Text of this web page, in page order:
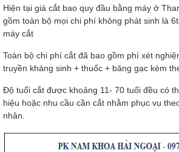
Hiện tại giá cắt bao quy đầu bằng máy ở
gồm toàn bộ mọi chi phí không phát sinh là
máy cắt
Toàn bộ chi phí cắt đã bao gồm phí xét
truyền kháng sinh + thuốc + băng gạc kèm
Độ tuổi cắt được khoảng 11- 70 tuổi đều có
hiệu hoặc nhu cầu cần cắt nhằm phục vụ
nhân.